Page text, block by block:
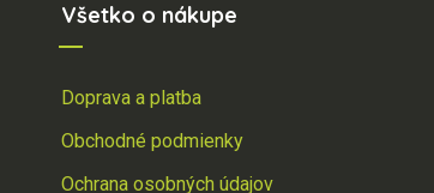
Všetko o nákupe
Doprava a platba
Obchodné podmienky
Ochrana osobných údajov